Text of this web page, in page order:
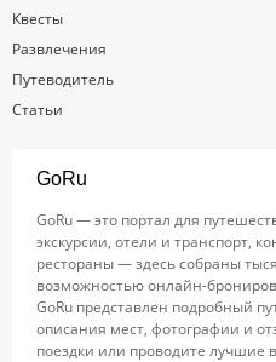
Квесты
Развлечения
Путеводитель
Статьи
GoRu
GoRu — это портал для
экскурсии, отели и транспорт,
рестораны — здесь собраны
возможностью онлайн-
GoRu представлен подробный
описания мест, фотографии и
поездки или проводите лучшие